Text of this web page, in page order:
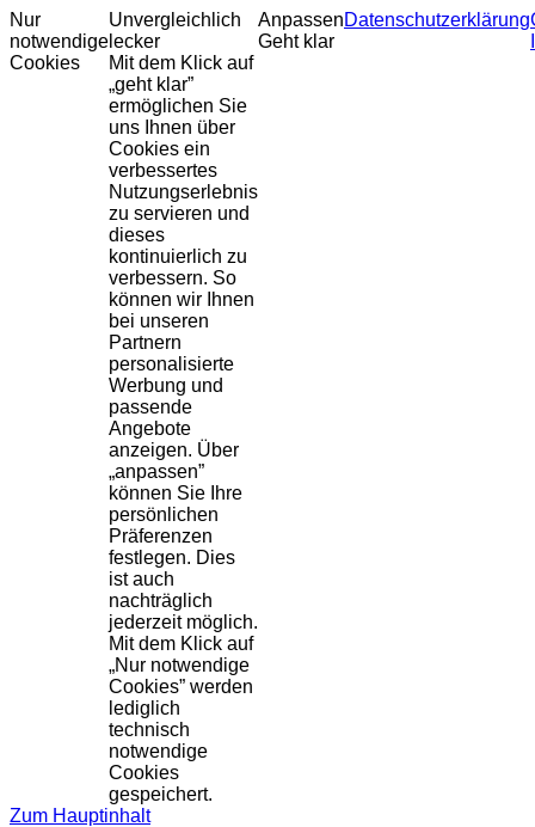
Nur
notwendige
Cookies
Unvergleichlich
lecker
Mit dem Klick auf
„geht klar”
ermöglichen Sie
uns Ihnen über
Cookies ein
verbessertes
Nutzungserlebnis
zu servieren und
dieses
kontinuierlich zu
verbessern. So
können wir Ihnen
bei unseren
Partnern
personalisierte
Werbung und
passende
Angebote
anzeigen. Über
„anpassen”
können Sie Ihre
persönlichen
Präferenzen
festlegen. Dies
ist auch
nachträglich
jederzeit möglich.
Mit dem Klick auf
„Nur notwendige
Cookies” werden
lediglich
technisch
notwendige
Cookies
gespeichert.
Anpassen
Geht klar
Datenschutzerklärung
Zum Hauptinhalt